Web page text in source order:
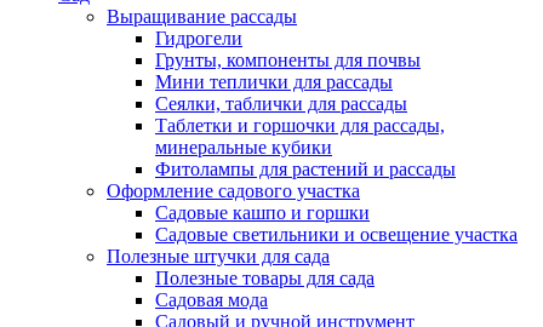
Выращивание рассады
Гидрогели
Грунты, компоненты для почвы
Мини теплички для рассады
Сеялки, таблички для рассады
Таблетки и горшочки для рассады,
минеральные кубики
Фитолампы для растений и рассады
Оформление садового участка
Садовые кашпо и горшки
Садовые светильники и освещение участка
Полезные штучки для сада
Полезные товары для сада
Садовая мода
Садовый и ручной инструмент